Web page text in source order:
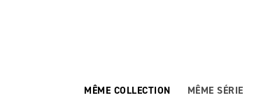
MÊME COLLECTION MÊME SÉRIE